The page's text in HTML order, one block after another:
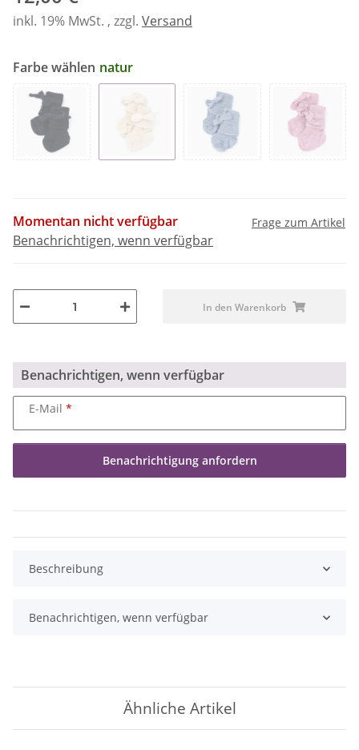
inkl. 19% MwSt. , zzgl. Versand
Farbe wählen natur
Momentan nicht verfügbar
Benachrichtigen, wenn verfügbar
Frage zum Artikel
In den Warenkorb
Benachrichtigen, wenn verfügbar
E-Mail
Benachrichtigung anfordern
Beschreibung
Benachrichtigen, wenn verfügbar
Ähnliche Artikel